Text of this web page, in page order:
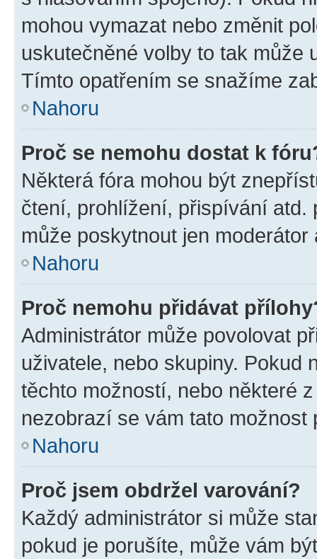
mohou vymazat nebo změnit
uskutečněné volby to tak může
Tímto opatřením se snažíme
Nahoru
Proč se nemohu dostat k
Některá fóra mohou být
čtení, prohlížení, přispívání atd.
může poskytnout jen
Nahoru
Proč nemohu přidávat
Administrátor může povolovat
uživatele, nebo skupiny. Pokud
těchto možností, nebo některé
nezobrazí se vám tato
Nahoru
Proč jsem obdržel varování?
Každý administrátor si může
pokud je porušíte, může vám